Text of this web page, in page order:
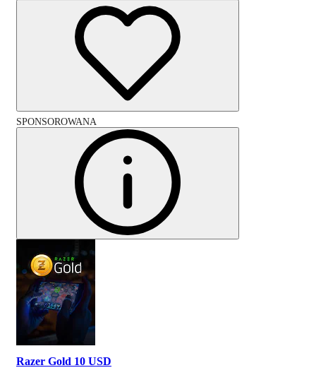
SPONSOROWANA
Razer Gold 10 USD